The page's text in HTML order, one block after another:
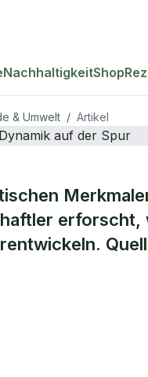
NachhaltigkeitShop
& Umwelt / Artikel
erforscht,